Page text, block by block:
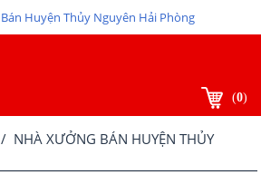
(0)
/ NHÀ XƯỞNG BÁN HUYỆN THỦY